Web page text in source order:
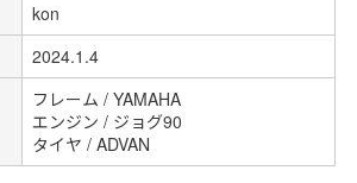
kon
2024.1.4
フレーム / YAMAHA
エンジン / ジョグ90
タイヤ / ADVAN